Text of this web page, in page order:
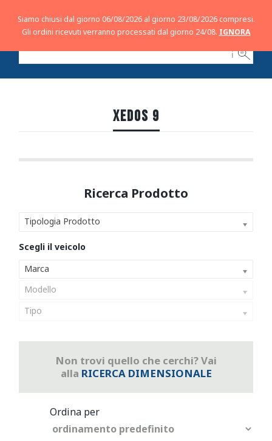
ℹ
XEDOS 9
Tipologia Prodotto
Marca
Modello
Tipo
Non trovi quello che cerchi? Vai
alla RICERCA DIMENSIONALE
Siamo chiusi dal giorno 06/08/2026 al giorno 23/08/2026 compresi.
Gli ordini ricevuti verranno processati dal giorno 24/08. IGNORA